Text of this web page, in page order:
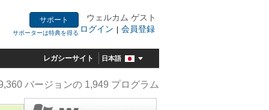
サポート
サポーターは特典を得る
ウェルカム ゲスト
ログイン | 会員登録
レガシーサイト 日本語
バージョンの 1,949 プログラム